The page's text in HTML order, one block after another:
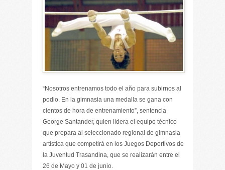
“Nosotros entrenamos todo el año para subirnos al
podio. En la gimnasia una medalla se gana con
cientos de hora de entrenamiento”, sentencia
George Santander, quien lidera el equipo técnico
que prepara al seleccionado regional de gimnasia
artística que competirá en los Juegos Deportivos de
la Juventud Trasandina, que se realizarán entre el
26 de Mayo y 01 de junio.